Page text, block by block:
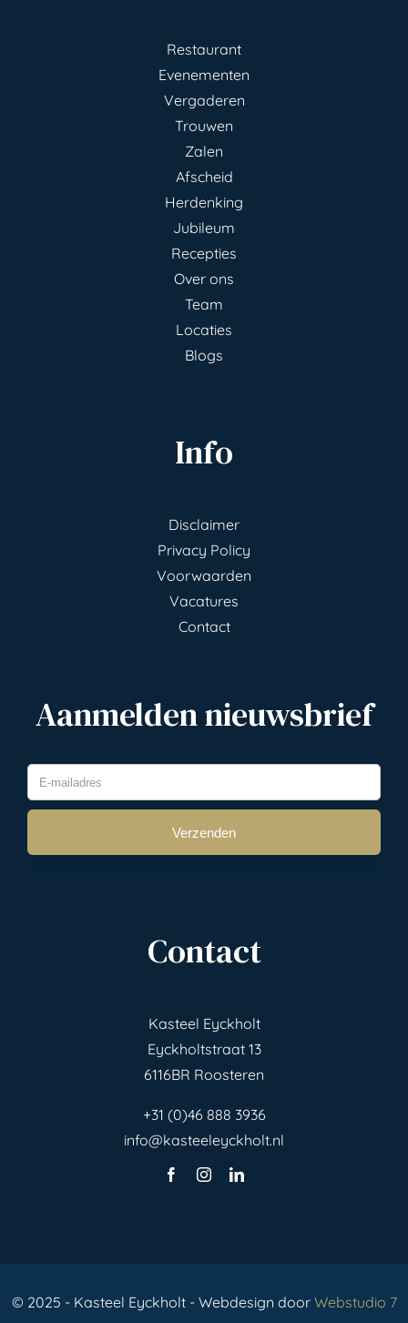
Restaurant
Evenementen
Vergaderen
Trouwen
Zalen
Afscheid
Herdenking
Jubileum
Recepties
Over ons
Team
Locaties
Blogs
Info
Disclaimer
Privacy Policy
Voorwaarden
Vacatures
Contact
Aanmelden nieuwsbrief
Contact
Kasteel Eyckholt
Eyckholtstraat 13
6116BR Roosteren
+31 (0)46 888 3936
info@kasteeleyckholt.nl
© 2025 - Kasteel Eyckholt - Webdesign door Webstudio 7